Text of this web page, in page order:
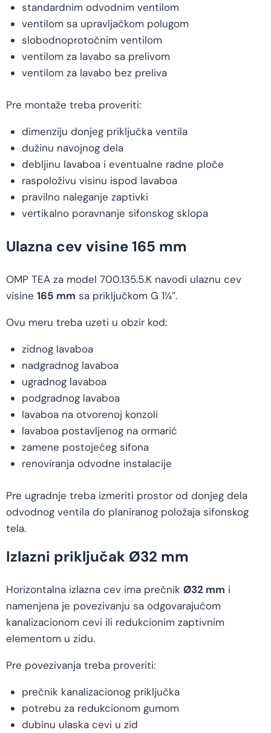
standardnim odvodnim ventilom
ventilom sa upravljačkom polugom
slobodnoprotočnim ventilom
ventilom za lavabo sa prelivom
ventilom za lavabo bez preliva
Pre montaže treba proveriti:
dimenziju donjeg priključka ventila
dužinu navojnog dela
debljinu lavaboa i eventualne radne ploče
raspoloživu visinu ispod lavaboa
pravilno naleganje zaptivki
vertikalno poravnanje sifonskog sklopa
Ulazna cev visine 165 mm
OMP TEA za model 700.135.5.K navodi ulaznu cev
visine 165 mm sa priključkom G 1¼″.
Ovu meru treba uzeti u obzir kod:
zidnog lavaboa
nadgradnog lavaboa
ugradnog lavaboa
podgradnog lavaboa
lavaboa na otvorenoj konzoli
lavaboa postavljenog na ormarić
zamene postojećeg sifona
renoviranja odvodne instalacije
Pre ugradnje treba izmeriti prostor od donjeg dela
odvodnog ventila do planiranog položaja sifonskog
tela.
Izlazni priključak Ø32 mm
Horizontalna izlazna cev ima prečnik Ø32 mm i
namenjena je povezivanju sa odgovarajućom
kanalizacionom cevi ili redukcionim zaptivnim
elementom u zidu.
Pre povezivanja treba proveriti:
prečnik kanalizacionog priključka
potrebu za redukcionom gumom
dubinu ulaska cevi u zid